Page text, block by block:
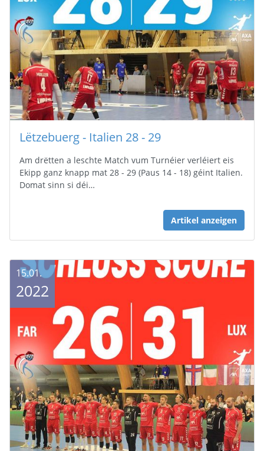
Lëtzebuerg - Italien 28 - 29
Am drëtten a leschte Match vum Turnéier verléiert eis
Ekipp ganz knapp mat 28 - 29 (Paus 14 - 18) géint Italien.
Domat sinn si déi…
Artikel anzeigen
15.01.
2022